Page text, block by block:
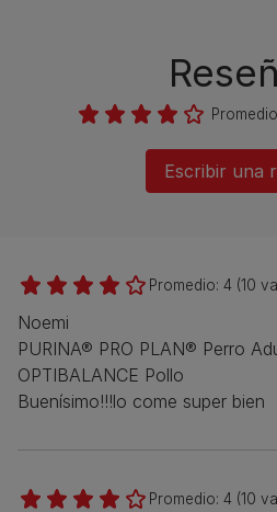
Escribir una
Promedio: 4 (10
Noemi
PURINA® PRO PLAN® Perro
OPTIBALANCE Pollo
Buenísimo!!!lo come super bien
Promedio: 4 (10